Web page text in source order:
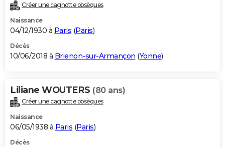
Créer une cagnotte obsèques
Naissance
04/12/1930 à Paris (Paris)
Décès
10/06/2018 à Brienon-sur-Armançon (Yonne)
Liliane WOUTERS (80 ans)
Créer une cagnotte obsèques
Naissance
06/05/1938 à Paris (Paris)
Décès